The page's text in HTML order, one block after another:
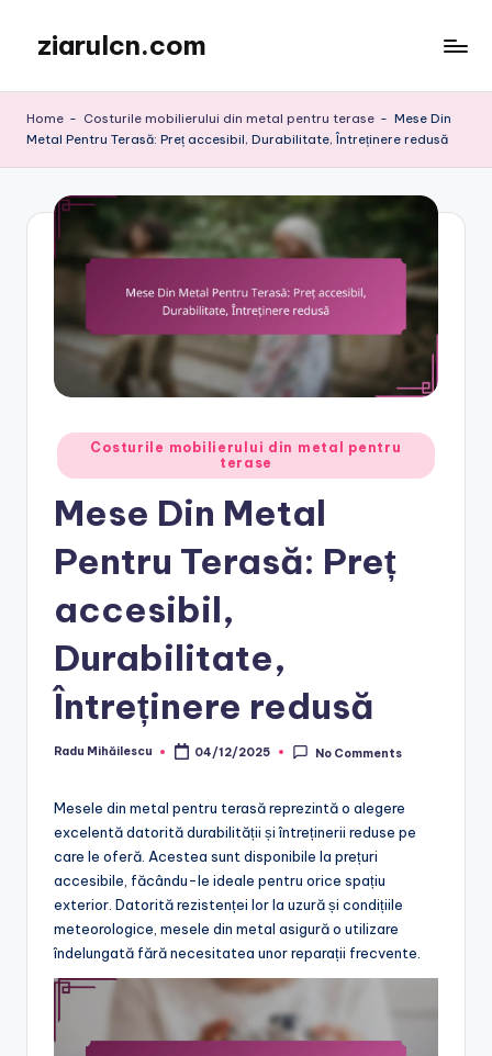
content
ziarulcn.com
Home - Costurile mobilierului din metal pentru terase - Mese Din
Metal Pentru Terasă: Preț accesibil, Durabilitate, Întreținere redusă
Posted
in
Costurile mobilierului din metal pentru
terase
Mese Din Metal
Pentru Terasă: Preț
accesibil,
Durabilitate,
Întreținere redusă
Posted
Radu Mihăilescu 04/12/2025 No Comments
Mesele din metal pentru terasă reprezintă o alegere
excelentă datorită durabilității și întreținerii reduse pe
care le oferă. Acestea sunt disponibile la prețuri
accesibile, făcându-le ideale pentru orice spațiu
exterior. Datorită rezistenței lor la uzură și condițiile
meteorologice, mesele din metal asigură o utilizare
îndelungată fără necesitatea unor reparații frecvente.